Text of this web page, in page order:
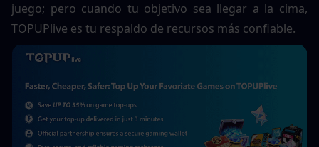
juego; pero cuando tu objetivo sea llegar a la cima,
TOPUPlive es tu respaldo de recursos más confiable.